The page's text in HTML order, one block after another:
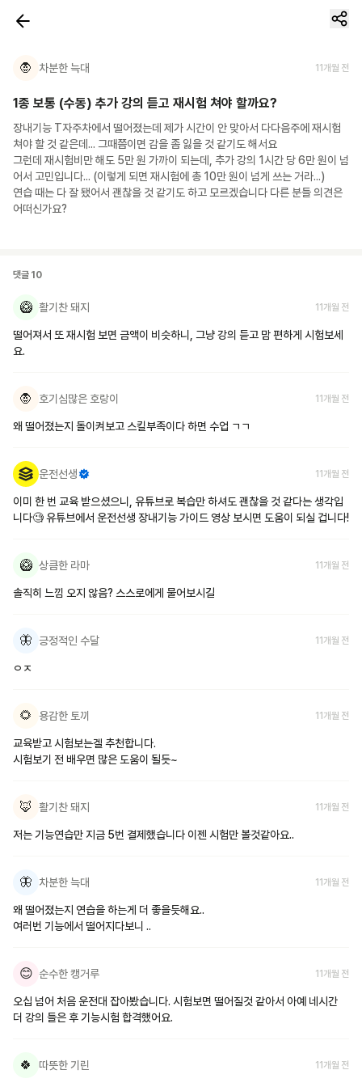
🧛 차분한 늑대 11개월 전
1종 보통 (수동) 추가 강의 듣고 재시험 쳐야 할까요?
장내기능 T자주차에서 떨어졌는데 제가 시간이 안 맞아서 다다음주에 재시험
쳐야 할 것 같은데... 그때쯤이면 감을 좀 잃을 것 같기도 해서요
그런데 재시험비만 해도 5만 원 가까이 되는데, 추가 강의 1시간 당 6만 원이 넘
어서 고민입니다... (이렇게 되면 재시험에 총 10만 원이 넘게 쓰는 거라...)
연습 때는 다 잘 됐어서 괜찮을 것 같기도 하고 모르겠습니다 다른 분들 의견은
어떠신가요?
댓글 10
🥝 활기찬 돼지 11개월 전
떨어져서 또 재시험 보면 금액이 비슷하니, 그냥 강의 듣고 맘 편하게 시험보세
요.
🧛 호기심많은 호랑이 11개월 전
왜 떨어졌는지 돌이켜보고 스킬부족이다 하면 수업 ㄱㄱ
운전선생 11개월 전
이미 한 번 교육 받으셨으니, 유튜브로 복습만 하셔도 괜찮을 것 같다는 생각입
니다🧐 유튜브에서 운전선생 장내기능 가이드 영상 보시면 도움이 되실 겁니다!
🥝 상큼한 라마 11개월 전
솔직히 느낌 오지 않음? 스스로에게 물어보시길
🦋 긍정적인 수달 11개월 전
ㅇㅈ
🌻 용감한 토끼 11개월 전
교육받고 시험보는겔 추천합니다.
시험보기 전 배우면 많은 도움이 될듯~
🦊 활기찬 돼지 11개월 전
저는 기능연습만 지금 5번 결제했습니다 이젠 시험만 볼것같아요..
🦋 차분한 늑대 11개월 전
왜 떨어졌는지 연습을 하는게 더 좋을듯해요..
여러번 기능에서 떨어지다보니 ..
😊 순수한 캥거루 11개월 전
오십 넘어 처음 운전대 잡아봤습니다. 시험보면 떨어질것 같아서 아예 네시간
더 강의 들은 후 기능시험 합격했어요.
🍀 따뜻한 기린 11개월 전